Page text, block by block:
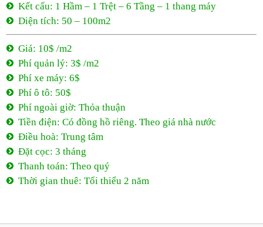
Kết cấu: 1 Hầm – 1 Trệt – 6 Tầng – 1 thang máy
Diện tích: 50 – 100m2
Giá: 10$ /m2
Phí quản lý: 3$ /m2
Phí xe máy: 6$
Phí ô tô: 50$
Phí ngoài giờ: Thỏa thuận
Tiền điện: Có đồng hồ riêng. Theo giá nhà nước
Điều hoà: Trung tâm
Đặt cọc: 3 tháng
Thanh toán: Theo quý
Thời gian thuê: Tối thiểu 2 năm